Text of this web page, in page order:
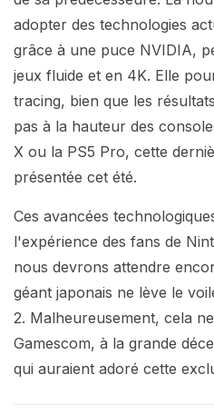
adopter des technologies
grâce à une puce NVIDIA,
jeux fluide et en 4K. Elle
tracing, bien que les
pas à la hauteur des
X ou la PS5 Pro, cette
présentée cet été.
Ces avancées
l'expérience des fans de
nous devrons attendre
géant japonais ne lève le
2. Malheureusement, cela
Gamescom, à la grande
qui auraient adoré cette